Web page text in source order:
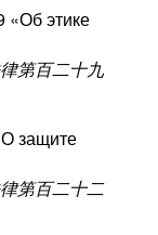
«Об этике
第百二十九
защите
第百二十二